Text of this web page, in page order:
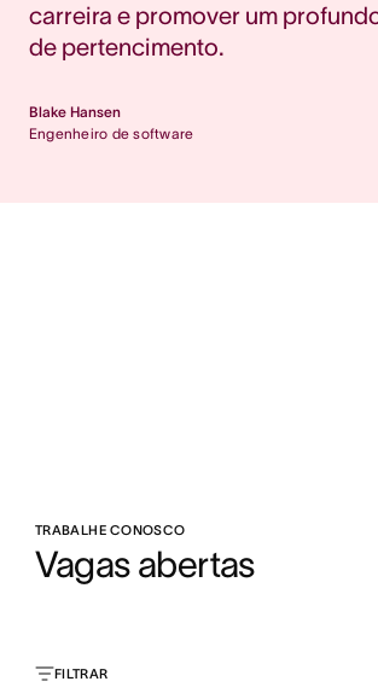
carreira e promover um
de pertencimento.
Blake Hansen
Engenheiro de software
TRABALHE CONOSCO
Vagas abertas
FILTRAR